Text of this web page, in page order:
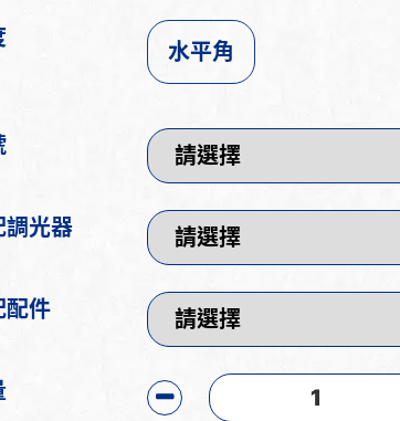
水平角
調光器
配件